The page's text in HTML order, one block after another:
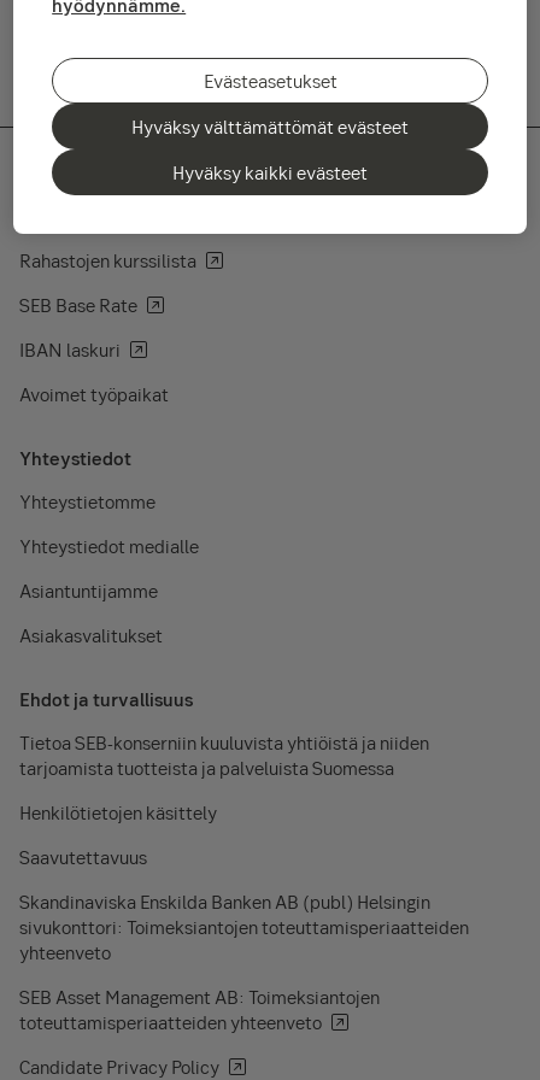
Rahastojen kurssilista
SEB Base Rate
IBAN laskuri
Avoimet työpaikat
Yhteystiedot
Yhteystietomme
Yhteystiedot medialle
Asiantuntijamme
Asiakasvalitukset
Ehdot ja turvallisuus
Tietoa SEB-konserniin kuuluvista yhtiöistä ja niiden
tarjoamista tuotteista ja palveluista Suomessa
Henkilötietojen käsittely
Saavutettavuus
Skandinaviska Enskilda Banken AB (publ) Helsingin
sivukonttori: Toimeksiantojen toteuttamisperiaatteiden
yhteenveto
SEB Asset Management AB: Toimeksiantojen
toteuttamisperiaatteiden yhteenveto
Candidate Privacy Policy
Evästeasetukset
Hyväksy välttämättömät evästeet
Hyväksy kaikki evästeet